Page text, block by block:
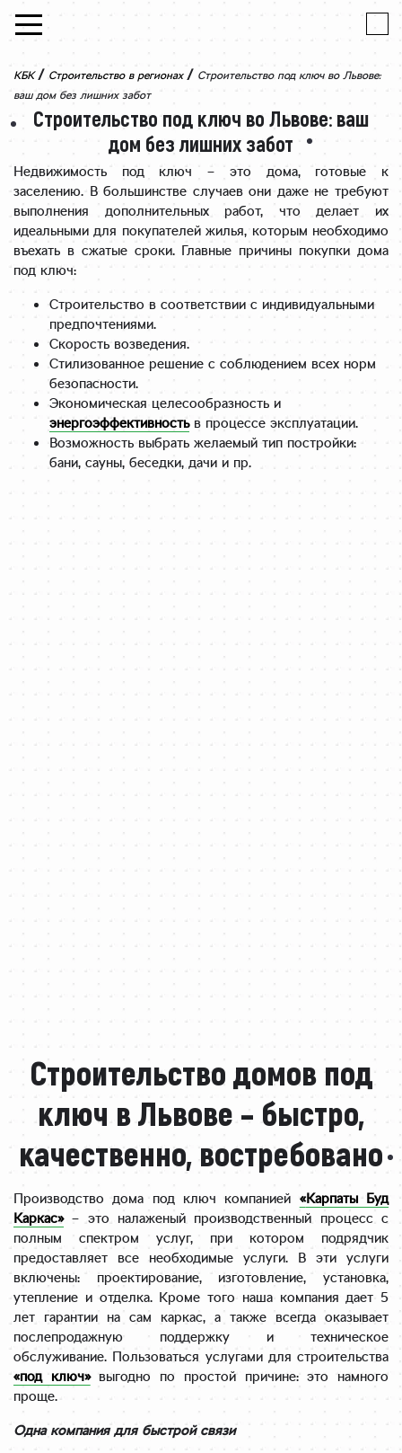
Skip to content
КБК / Строительство в регионах / Строительство под ключ во Львове:
ваш дом без лишних забот
Строительство под ключ во Львове: ваш
дом без лишних забот
Недвижимость под ключ – это дома, готовые к
заселению. В большинстве случаев они даже не требуют
выполнения дополнительных работ, что делает их
идеальными для покупателей жилья, которым необходимо
въехать в сжатые сроки. Главные причины покупки дома
под ключ:
Строительство в соответствии с индивидуальными
предпочтениями.
Скорость возведения.
Стилизованное решение с соблюдением всех норм
безопасности.
Экономическая целесообразность и
энергоэффективностьв процессе эксплуатации.
Возможность выбрать желаемый тип постройки:
бани, сауны, беседки, дачи и пр.
Строительство домов под
ключ в Львове – быстро,
качественно, востребовано
Производство дома под ключ компанией «Карпаты Буд
Каркас» – это налаженый производственный процесс с
полным спектром услуг, при котором подрядчик
предоставляет все необходимые услуги. В эти услуги
включены: проектирование, изготовление, установка,
утепление и отделка. Кроме того наша компания дает 5
лет гарантии на сам каркас, а также всегда оказывает
послепродажную поддержку и техническое
обслуживание. Пользоваться услугами для строительства
«под ключ»выгодно по простой причине: это намного
проще.
Одна компания для быстрой связи